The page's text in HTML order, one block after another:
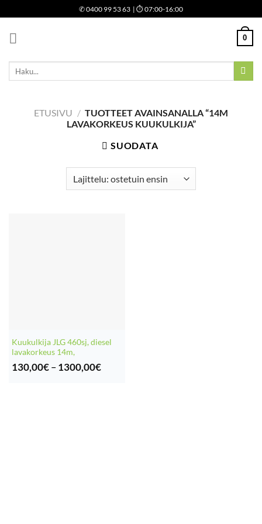
to
content
✆0400 99 53 63 | ⏱ 07:00-16:00
0
Etsi:
ETUSIVU / TUOTTEET AVAINSANALLA “14M
LAVAKORKEUS KUUKULKIJA”
SUODATA
Kuukulkija JLG 460sj, diesel
lavakorkeus 14m,
130,00€ – 1300,00€Hintaluokka: